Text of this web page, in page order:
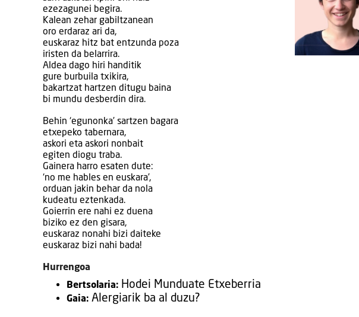
ezezagunei begira.
Kalean zehar gabiltzanean
oro erdaraz ari da,
euskaraz hitz bat entzunda poza
iristen da belarrira.
Aldea dago hiri handitik
gure burbuila txikira,
bakartzat hartzen ditugu baina
bi mundu desberdin dira.
Behin ‘egunonka’ sartzen bagara
etxepeko tabernara,
askori eta askori nonbait
egiten diogu traba.
Gainera harro esaten dute:
‘no me hables en euskara’,
orduan jakin behar da nola
kudeatu eztenkada.
Goierrin ere nahi ez duena
biziko ez den gisara,
euskaraz nonahi bizi daiteke
euskaraz bizi nahi bada!
Hurrengoa
Bertsolaria: Hodei Munduate Etxeberria
Gaia: Alergiarik ba al duzu?